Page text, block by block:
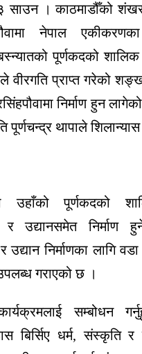
साउन । काठमाडौँको
नेपाल
पूर्णकदको शालिक
वीरगति प्राप्त गरेको
निर्माण हुन
पूर्णचन्द्र थापाले शिलान्यास
उहाँको पूर्णकदको
र उद्यानसमेत
निर्माणका लागि
गराएको छ ।
सम्बोधन
बिर्सिए धर्म, संस्कृति